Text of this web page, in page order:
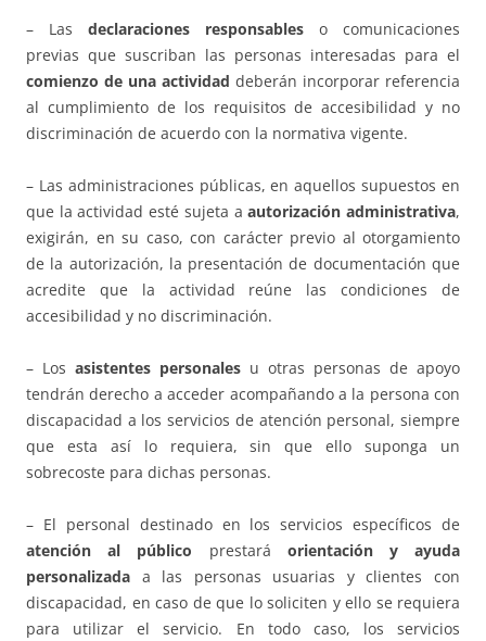
– Las declaraciones responsables o comunicaciones
previas que suscriban las personas interesadas para el
comienzo de una actividad deberán incorporar referencia
al cumplimiento de los requisitos de accesibilidad y no
discriminación de acuerdo con la normativa vigente.
– Las administraciones públicas, en aquellos supuestos en
que la actividad esté sujeta aautorización administrativa,
exigirán, en su caso, con carácter previo al otorgamiento
de la autorización, la presentación de documentación que
acredite que la actividad reúne las condiciones de
accesibilidad y no discriminación.
– Los asistentes personales u otras personas de apoyo
tendrán derecho a acceder acompañando a la persona con
discapacidad a los servicios de atención personal, siempre
que esta así lo requiera, sin que ello suponga un
sobrecoste para dichas personas.
– El personal destinado en los servicios específicos de
atención al público prestará orientación y ayuda
personalizada a las personas usuarias y clientes con
discapacidad, en caso de que lo soliciten y ello se requiera
para utilizar el servicio. En todo caso, los servicios